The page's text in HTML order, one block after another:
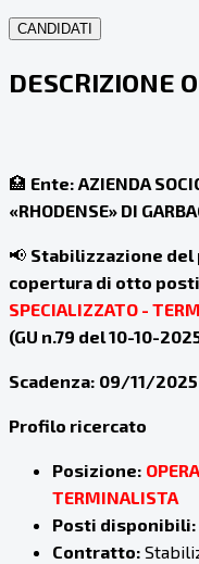
CANDIDATI
DESCRIZIONE
🏥 Ente: AZIENDA
«RHODENSE» DI
📢 Stabilizzazione del
copertura di otto
SPECIALIZZATO -
(GU n.79 del 10-10-
Scadenza: 09/11/2025
Profilo ricercato
Posizione:
TERMINALISTA
Posti disponibili:
Contratto: